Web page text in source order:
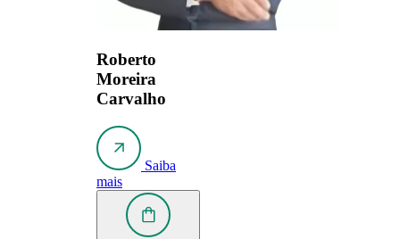
Roberto
Moreira
Carvalho
Saiba
mais